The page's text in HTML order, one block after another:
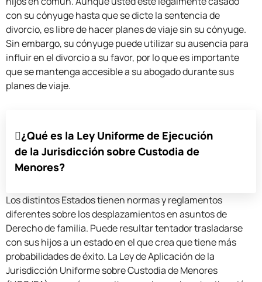
con su cónyuge hasta que se dicte la sentencia de
divorcio, es libre de hacer planes de viaje sin su cónyuge.
Sin embargo, su cónyuge puede utilizar su ausencia para
influir en el divorcio a su favor, por lo que es importante
que se mantenga accesible a su abogado durante sus
planes de viaje.
¿Qué es la Ley Uniforme de Ejecución
de la Jurisdicción sobre Custodia de
Menores?
Los distintos Estados tienen normas y reglamentos
diferentes sobre los desplazamientos en asuntos de
Derecho de familia. Puede resultar tentador trasladarse
con sus hijos a un estado en el que crea que tiene más
probabilidades de éxito. La Ley de Aplicación de la
Jurisdicción Uniforme sobre Custodia de Menores